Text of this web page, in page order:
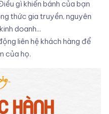
gì khiến bánh của bạn
thức gia truyền, nguyên
doanh...
liên hệ khách hàng để
của họ.